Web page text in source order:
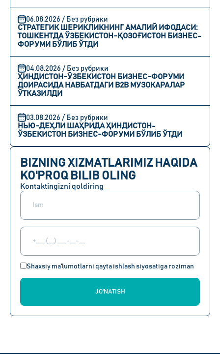
06.08.2026 / Без рубрики
СТРАТЕГИК ШЕРИКЛИКНИНГ АМАЛИЙ ИФОДАСИ:
ТОШКЕНТДА ЎЗБЕКИСТОН-ҚОЗОҒИСТОН БИЗНЕС-
ФОРУМИ БЎЛИБ ЎТДИ
04.08.2026 / Без рубрики
ҲИНДИСТОН-ЎЗБЕКИСТОН БИЗНЕС-ФОРУМИ
ДОИРАСИДА НАВБАТДАГИ B2B МУЗОКАРАЛАР
ЎТКАЗИЛДИ
03.08.2026 / Без рубрики
НЬЮ-ДЕҲЛИ ШАҲРИДА ҲИНДИСТОН-
ЎЗБЕКИСТОН БИЗНЕС-ФОРУМИ БЎЛИБ ЎТДИ
BIZNING XIZMATLARIMIZ HAQIDA
KO'PROQ BILIB OLING
Kontaktingizni qoldiring
Shaxsiy ma'lumotlarni qayta ishlash siyosatiga roziman
JO'NATISH